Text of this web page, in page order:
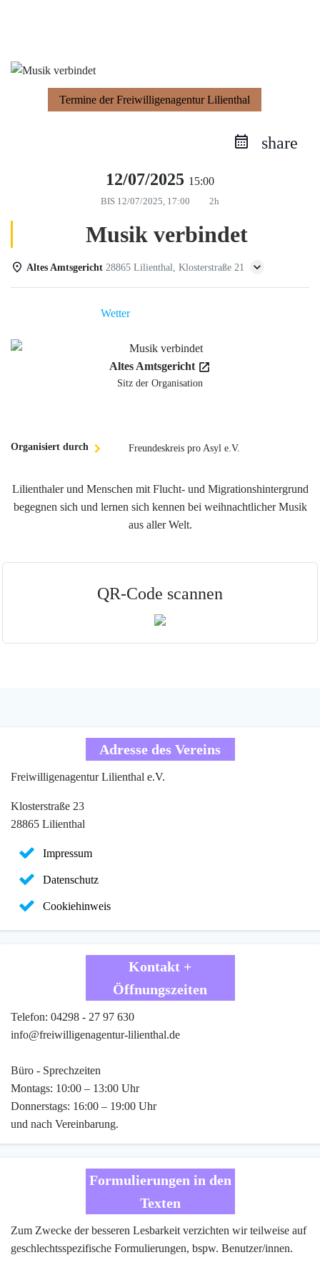
Termine der Freiwilligenagentur Lilienthal
share
12/07/2025 15:00
BIS 12/07/2025, 17:00 2h
Musik verbindet
Altes Amtsgericht 28865 Lilienthal, Klosterstraße 21
Wetter
Altes Amtsgericht
Sitz der Organisation
Organisiert durch Freundeskreis pro Asyl e.V.
Lilienthaler und Menschen mit Flucht- und Migrationshintergrund
begegnen sich und lernen sich kennen bei weihnachtlicher Musik
aus aller Welt.
QR-Code scannen
Adresse des Vereins
Freiwilligenagentur Lilienthal e.V.
Klosterstraße 23
28865 Lilienthal
Impressum
Datenschutz
Cookiehinweis
Kontakt +
Öffnungszeiten
Telefon: 04298 - 27 97 630
info@freiwilligenagentur-lilienthal.de
Büro - Sprechzeiten
Montags: 10:00 – 13:00 Uhr
Donnerstags: 16:00 – 19:00 Uhr
und nach Vereinbarung.
Formulierungen in den
Texten
Zum Zwecke der besseren Lesbarkeit verzichten wir teilweise auf
geschlechtsspezifische Formulierungen, bspw. Benutzer/innen.